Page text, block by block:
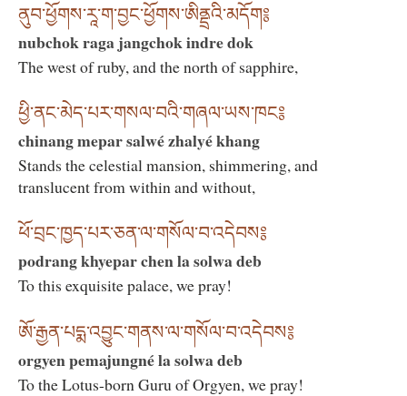
ནུབ་ཕྱོགས་རཱ་ག་བྱང་ཕྱོགས་ཨིནྡྲའི་མདོག༔
nubchok raga jangchok indre dok
The west of ruby, and the north of sapphire,
ཕྱི་ནང་མེད་པར་གསལ་བའི་གཞལ་ཡས་ཁང༔
chinang mepar salwé zhalyé khang
Stands the celestial mansion, shimmering, and
translucent from within and without,
ཕོ་བྲང་ཁྱད་པར་ཅན་ལ་གསོལ་བ་འདེབས༔
podrang khyepar chen la solwa deb
To this exquisite palace, we pray!
ཨོ་རྒྱན་པདྨ་འབྱུང་གནས་ལ་གསོལ་བ་འདེབས༔
orgyen pemajungné la solwa deb
To the Lotus-born Guru of Orgyen, we pray!